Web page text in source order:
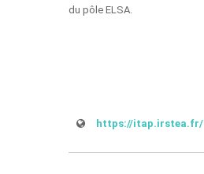
du pôle ELSA.
https://itap.irstea.fr/